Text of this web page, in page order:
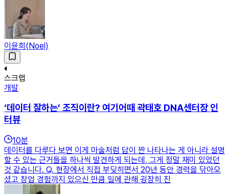
이윤희(Noel)
스크랩
개발
‘데이터 잘하는’ 조직이란? 여기어때 곽태호 DNA센터장 인
터뷰
10분
데이터를 다루다 보면 이게 마술처럼 답이 짠 나타나는 게 아니라 설명
할 수 있는 근거들을 하나씩 발견하게 되는데, 그게 정말 재미 있었던
것 같습니다. Q. 현장에서 직접 부딪히면서 20년 동안 경력을 닦아오
셨고 창업 경험까지 있으신 만큼 일에 관해 굉장히 진